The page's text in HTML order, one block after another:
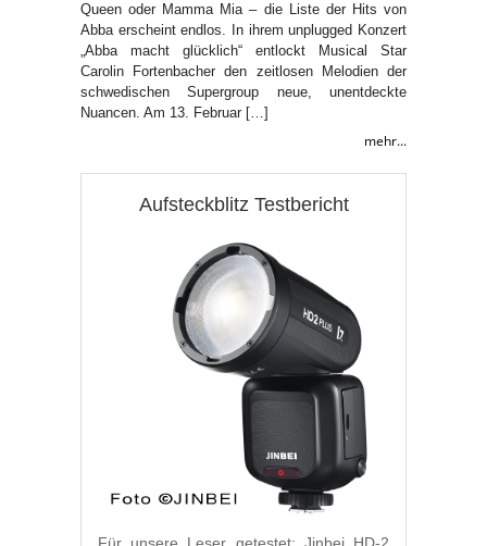
Queen oder Mamma Mia – die Liste der Hits von
Abba erscheint endlos. In ihrem unplugged Konzert
„Abba macht glücklich“ entlockt Musical Star
Carolin Fortenbacher den zeitlosen Melodien der
schwedischen Supergroup neue, unentdeckte
Nuancen. Am 13. Februar […]
mehr...
Aufsteckblitz Testbericht